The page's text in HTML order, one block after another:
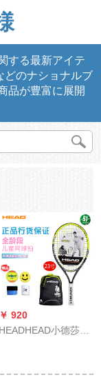
する最新アイテ
どのナショナルブ
品が豊富に展開
￥ 920
HEADHEAD小德莎娃
送包